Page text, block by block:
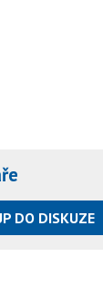
DO DISKUZE